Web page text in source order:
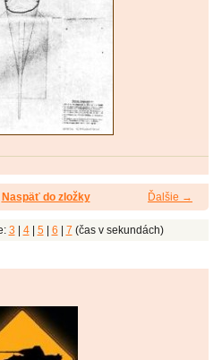
Ďalšie →
Naspäť do zložky
3 4| 5| 6 7 (čas v sekundách)